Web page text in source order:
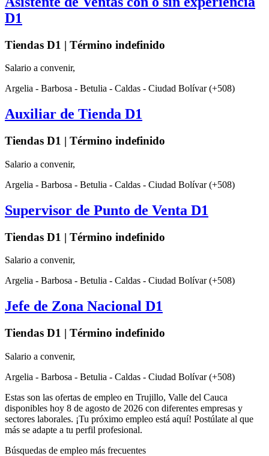
D1
Tiendas D1 | Término indefinido
Salario a convenir,
Argelia - Barbosa - Betulia - Caldas - Ciudad Bolívar (+508)
Auxiliar de Tienda D1
Tiendas D1 | Término indefinido
Salario a convenir,
Argelia - Barbosa - Betulia - Caldas - Ciudad Bolívar (+508)
Supervisor de Punto de Venta D1
Tiendas D1 | Término indefinido
Salario a convenir,
Argelia - Barbosa - Betulia - Caldas - Ciudad Bolívar (+508)
Jefe de Zona Nacional D1
Tiendas D1 | Término indefinido
Salario a convenir,
Argelia - Barbosa - Betulia - Caldas - Ciudad Bolívar (+508)
Estas son las ofertas de empleo en Trujillo, Valle del Cauca
disponibles hoy 8 de agosto de 2026 con diferentes empresas y
sectores laborales. ¡Tu próximo empleo está aquí! Postúlate al que
más se adapte a tu perfil profesional.
Búsquedas de empleo más frecuentes